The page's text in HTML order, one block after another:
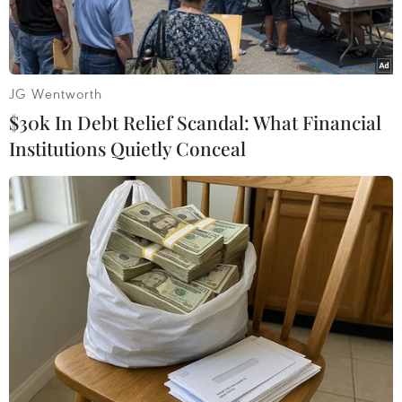
Hệ thống tên lửa phòng không S-400 của Nga. (Ảnh:
AFP/TTXVN)
Reuters đưa tin các hãng thông tấn Nga ngày
14/11 dẫn lời người đứng đầu Cơ quan Hợp tác
Quân sự Nga Dmitry Shugayev cho biết Moskva
đã bắt đầu cung cấp cho Ấn Độ những hệ thống
JG Wentworth
$30k In Debt Relief Scandal: What Financial
Institutions Quietly Conceal